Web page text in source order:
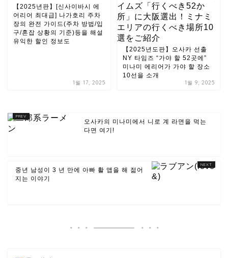
【2025년판】[신사이바시 에
어리어 최대급] 나가호리 주차
장의 완전 가이드(주차 방법/입
구/혼잡 상황의 기준)등을 해설
유익한 할인 정보도
1월 17, 2025
【2025년도판】오사카 선출
NY 타임즈 “가야 할 52곳에”
미나미 에리어가 가야 할 장소
10선을 소개
1월 9, 2025
오사카의 미나미에서 니로 계 라면을 먹는
다면 여기!
중년 남성이 3 년 만에 아빠 활 앱을 해 젊어
지는 이야기